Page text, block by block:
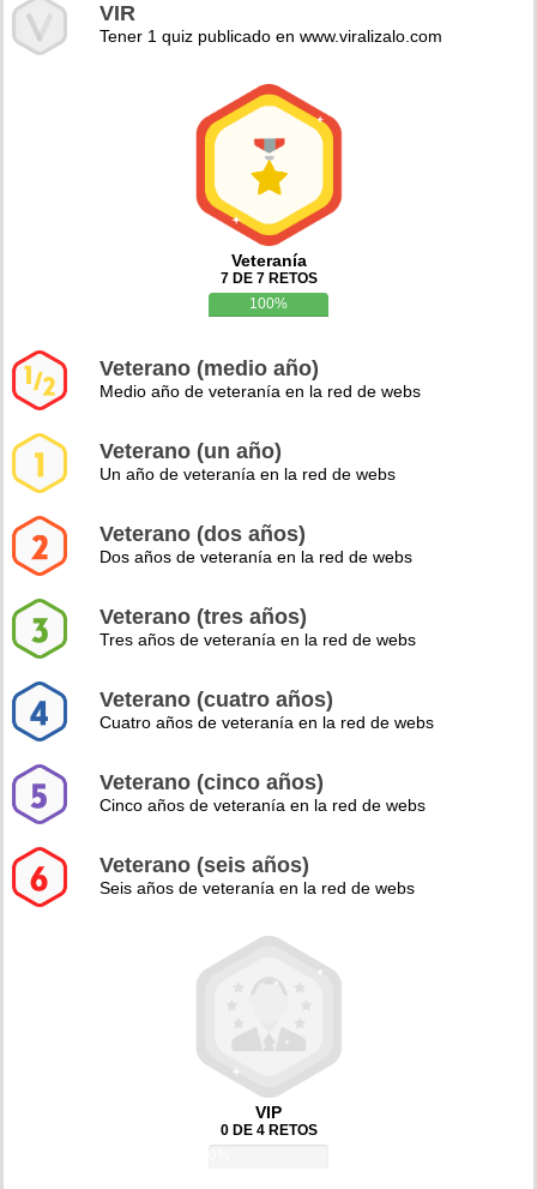
VIR
Tener 1 quiz publicado en www.viralizalo.com
Veteranía
7 DE 7 RETOS
100%
Veterano (medio año)
Medio año de veteranía en la red de webs
Veterano (un año)
Un año de veteranía en la red de webs
Veterano (dos años)
Dos años de veteranía en la red de webs
Veterano (tres años)
Tres años de veteranía en la red de webs
Veterano (cuatro años)
Cuatro años de veteranía en la red de webs
Veterano (cinco años)
Cinco años de veteranía en la red de webs
Veterano (seis años)
Seis años de veteranía en la red de webs
VIP
0 DE 4 RETOS